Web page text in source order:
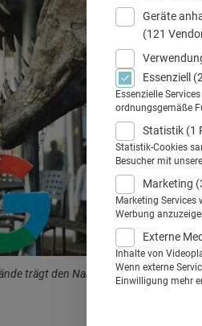
trägt den Namen Stan.
Geräte
(121
Essenziell
Essenzielle
ordnungsgemäße
Statistik (1
Statistik-Cookies
Besucher mit
Marketing
Marketing
Werbung
Externe
Inhalte von
Wenn externe
Einwilligung mehr